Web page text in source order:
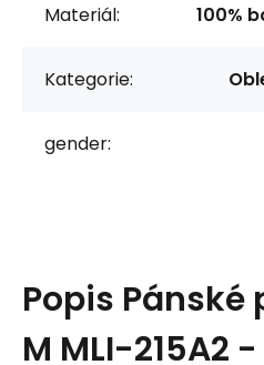
Materiál: 100%
Kategorie:
gender:
Popis Pánské
M MLI-215A2